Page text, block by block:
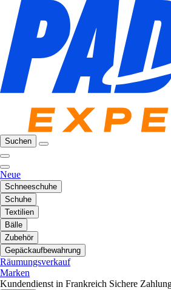
Suchen
Neue
Schneeschuhe
Schuhe
Textilien
Bälle
Zubehör
Gepäckaufbewahrung
Räumungsverkauf
Marken
Kundendienst in Frankreich Sichere